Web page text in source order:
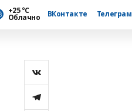
+25 °С
Облачно ВКонтакте Телеграм